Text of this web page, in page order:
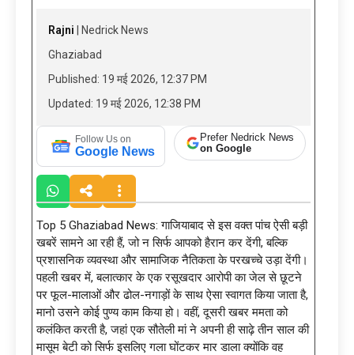
Rajni | Nedrick News
Ghaziabad
Published: 19 मई 2026, 12:37 PM
Updated: 19 मई 2026, 12:38 PM
Follow Us on
Google News
Prefer Nedrick News
on Google
Top 5 Ghaziabad News: गाजियाबाद से इस वक्त पांच ऐसी बड़ी
खबरें सामने आ रही हैं, जो न सिर्फ आपको हैरान कर देंगी, बल्कि
प्रशासनिक व्यवस्था और सामाजिक नैतिकता के परखच्चे उड़ा देंगी।
पहली खबर में, बलात्कार के एक रसूखदार आरोपी का जेल से छूटने
पर फूल-मालाओं और ढोल-नगाड़ों के साथ ऐसा स्वागत किया जाता है,
मानो उसने कोई पुण्य काम किया हो। वहीं, दूसरी खबर ममता को
कलंकित करती है, जहां एक सौतेली मां ने अपनी ही साढ़े तीन साल की
मासूम बेटी को सिर्फ इसलिए गला घोंटकर मार डाला क्योंकि वह